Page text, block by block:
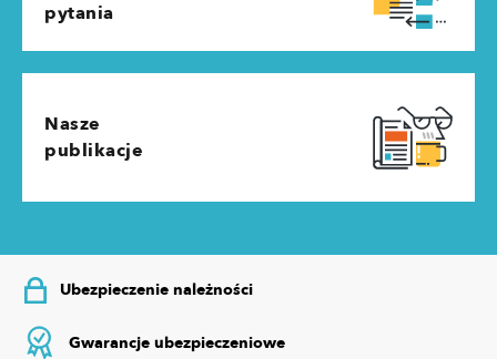
pytania
Nasze
publikacje
Ubezpieczenie należności
Gwarancje ubezpieczeniowe